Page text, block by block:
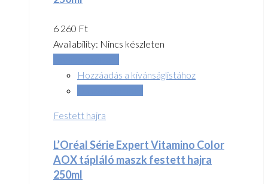
6 260 Ft
Availability: Nincs készleten
Hozzáadás a kívánságlistához
Festett hajra
L’Oréal Série Expert Vitamino Color
AOX tápláló maszk festett hajra
250ml